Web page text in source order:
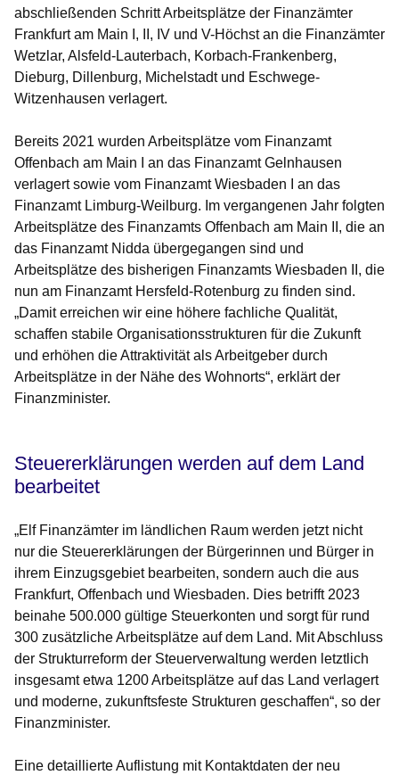
abschließenden Schritt Arbeitsplätze der Finanzämter
Frankfurt am Main I, II, IV und V-Höchst an die Finanzämter
Wetzlar, Alsfeld-Lauterbach, Korbach-Frankenberg,
Dieburg, Dillenburg, Michelstadt und Eschwege-
Witzenhausen verlagert.
Bereits 2021 wurden Arbeitsplätze vom Finanzamt
Offenbach am Main I an das Finanzamt Gelnhausen
verlagert sowie vom Finanzamt Wiesbaden I an das
Finanzamt Limburg-Weilburg. Im vergangenen Jahr folgten
Arbeitsplätze des Finanzamts Offenbach am Main II, die an
das Finanzamt Nidda übergegangen sind und
Arbeitsplätze des bisherigen Finanzamts Wiesbaden II, die
nun am Finanzamt Hersfeld-Rotenburg zu finden sind.
„Damit erreichen wir eine höhere fachliche Qualität,
schaffen stabile Organisationsstrukturen für die Zukunft
und erhöhen die Attraktivität als Arbeitgeber durch
Arbeitsplätze in der Nähe des Wohnorts“, erklärt der
Finanzminister.
Steuererklärungen werden auf dem Land
bearbeitet
„Elf Finanzämter im ländlichen Raum werden jetzt nicht
nur die Steuererklärungen der Bürgerinnen und Bürger in
ihrem Einzugsgebiet bearbeiten, sondern auch die aus
Frankfurt, Offenbach und Wiesbaden. Dies betrifft 2023
beinahe 500.000 gültige Steuerkonten und sorgt für rund
300 zusätzliche Arbeitsplätze auf dem Land. Mit Abschluss
der Strukturreform der Steuerverwaltung werden letztlich
insgesamt etwa 1200 Arbeitsplätze auf das Land verlagert
und moderne, zukunftsfeste Strukturen geschaffen“, so der
Finanzminister.
Eine detaillierte Auflistung mit Kontaktdaten der neu